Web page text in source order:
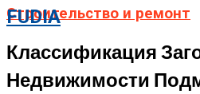
FUDIA
Строительство и ремонт
Классификация
Недвижимости